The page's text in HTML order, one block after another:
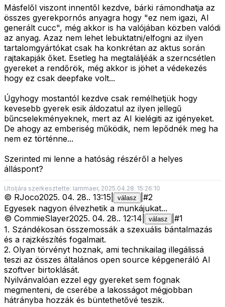
Másfelől viszont innentől kezdve, bárki rámondhatja az
összes gyerekpornós anyagra hogy "ez nem igazi, AI
generált cucc", még akkor is ha valójában közben valódi
az anyag. Azaz nem lehet lebuktatni/elfogni az ilyen
tartalomgyártókat csak ha konkrétan az aktus során
rajtakapják őket. Esetleg ha megtaláljéák a szerncsétlen
gyereket a rendőrök, még akkor is jöhet a védekezés
hogy ez csak deepfake volt...
Úgyhogy mostantól kezdve csak remélhetjük hogy
kevesebb gyerek esik áldozatul az ilyen jellegű
bűncselekményeknek, mert az AI kielégiti az igényeket.
De ahogy az emberiség működik, nem lepődnék meg ha
nem ez történne...
Szerinted mi lenne a hatóság részéről a helyes
álláspont?
Utoljára szerkesztette: lammaer, 2025.04.28. 15:26:10
© RJoco2025. 04. 28.. 13:15 válasz #2
Egyesek nagyon élvezhetik a munkájukat...
© CommieSlayer2025. 04. 28.. 12:14 válasz #1
1. Szándékosan összemossák a szexuális bántalmazás
és a rajzkészítés fogalmait.
2. Olyan törvényt hoznak, ami technikailag illegálissá
teszi az összes általános open source képgeneráló AI
szoftver birtoklását.
Nyilvánvalóan ezzel egy gyereket sem fognak
megmenteni, de cserébe a lakosságot mégjobban
hátrányba hozzák és büntethetővé teszik.